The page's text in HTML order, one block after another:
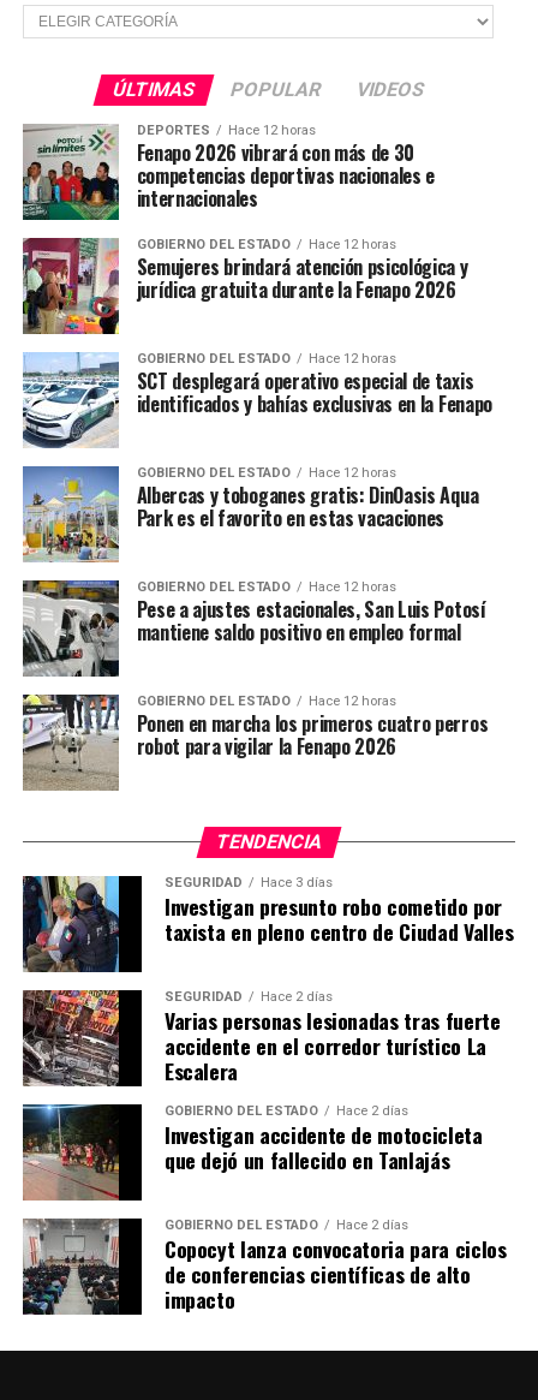
Secciones
ÚLTIMAS POPULAR VIDEOS
DEPORTES Hace 12 horas
Fenapo 2026 vibrará con más de 30
competencias deportivas nacionales e
internacionales
GOBIERNO DEL ESTADO Hace 12 horas
Semujeres brindará atención psicológica y
jurídica gratuita durante la Fenapo 2026
GOBIERNO DEL ESTADO Hace 12 horas
SCT desplegará operativo especial de taxis
identificados y bahías exclusivas en la Fenapo
GOBIERNO DEL ESTADO Hace 12 horas
Albercas y toboganes gratis: DinOasis Aqua
Park es el favorito en estas vacaciones
GOBIERNO DEL ESTADO Hace 12 horas
Pese a ajustes estacionales, San Luis Potosí
mantiene saldo positivo en empleo formal
GOBIERNO DEL ESTADO Hace 12 horas
Ponen en marcha los primeros cuatro perros
robot para vigilar la Fenapo 2026
TENDENCIA
SEGURIDAD Hace 3 días
Investigan presunto robo cometido por
taxista en pleno centro de Ciudad Valles
SEGURIDAD Hace 2 días
Varias personas lesionadas tras fuerte
accidente en el corredor turístico La
Escalera
GOBIERNO DEL ESTADO Hace 2 días
Investigan accidente de motocicleta
que dejó un fallecido en Tanlajás
GOBIERNO DEL ESTADO Hace 2 días
Copocyt lanza convocatoria para ciclos
de conferencias científicas de alto
impacto